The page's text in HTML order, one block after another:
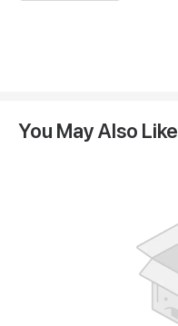
You May Also Like